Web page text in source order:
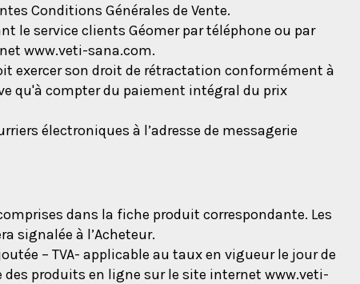
Conditions Générales de Vente.
le service clients Géomer par téléphone ou par
www.veti-sana.com.
exercer son droit de rétractation conformément à
qu'à compter du paiement intégral du prix
électroniques à l’adresse de messagerie
dans la fiche produit correspondante. Les
signalée à l’Acheteur.
– TVA- applicable au taux en vigueur le jour de
produits en ligne sur le site internet www.veti-